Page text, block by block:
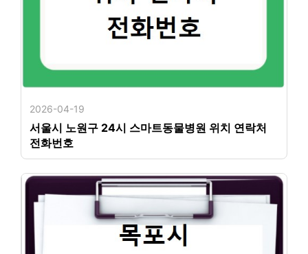
2026-04-19
서울시 노원구 24시 스마트동물병원 위치 연락처
전화번호